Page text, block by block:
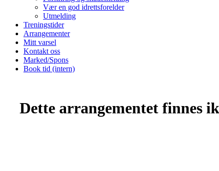
Vær en god idrettsforelder
Utmelding
Treningstider
Arrangementer
Mitt varsel
Kontakt oss
Marked/Spons
Book tid (intern)
Dette arrangementet finnes